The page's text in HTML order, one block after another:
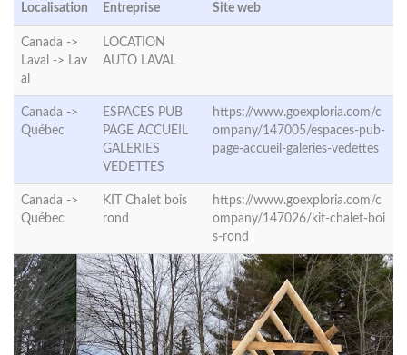
Localisation Entreprise Site web
Canada ->
Laval -> Lav
al
LOCATION
AUTO LAVAL
Canada ->
Québec
ESPACES PUB
PAGE ACCUEIL
GALERIES
VEDETTES
https://www.goexploria.com/c
ompany/147005/espaces-pub-
page-accueil-galeries-vedettes
Canada ->
Québec
KIT Chalet bois
rond
https://www.goexploria.com/c
ompany/147026/kit-chalet-boi
s-rond